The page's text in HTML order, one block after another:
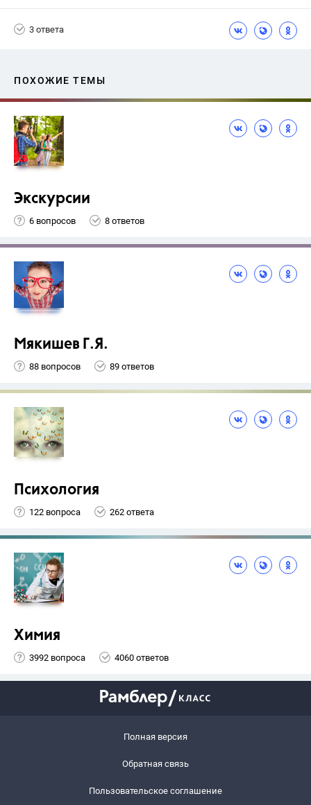
3 ответа
ПОХОЖИЕ ТЕМЫ
Экскурсии
6 вопросов 8 ответов
Мякишев Г.Я.
88 вопросов 89 ответов
Психология
122 вопроса 262 ответа
Химия
3992 вопроса 4060 ответов
Полная версия
Обратная связь
Пользовательское соглашение